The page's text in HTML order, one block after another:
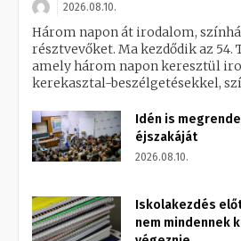
2026.08.10.
Három napon át irodalom,
résztvevőket. Ma kezdődik az 54.
amely három napon keresztül
kerekasztal-beszélgetésekkel,
Idén is
éjszakáját
2026.08.10.
Iskolakezdés
nem mindennek